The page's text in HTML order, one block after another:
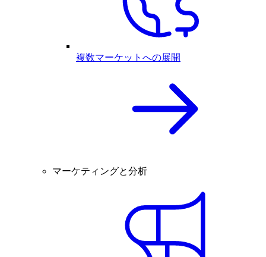
複数マーケットへの展開
マーケティングと分析